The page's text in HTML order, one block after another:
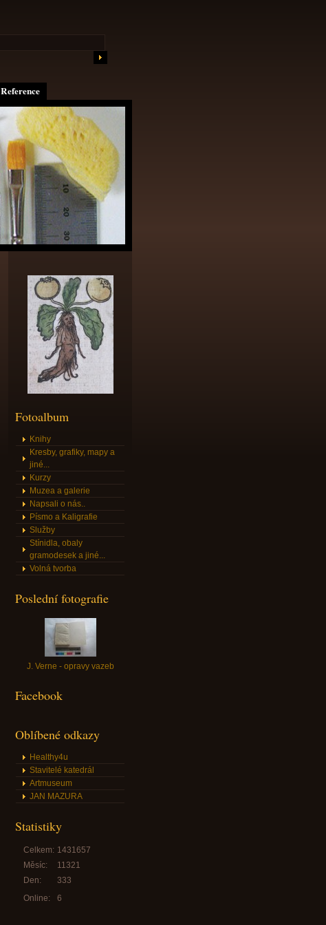
Reference
Fotoalbum
Knihy
Kresby, grafiky, mapy a
jiné...
Kurzy
Muzea a galerie
Napsali o nás..
Písmo a Kaligrafie
Služby
Stínidla, obaly
gramodesek a jiné...
Volná tvorba
Poslední fotografie
J. Verne - opravy vazeb
Facebook
Oblíbené odkazy
Healthy4u
Stavitelé katedrál
Artmuseum
JAN MAZURA
Statistiky
Online: 6
Celkem: 1431657
Měsíc:
11321
Den:
333